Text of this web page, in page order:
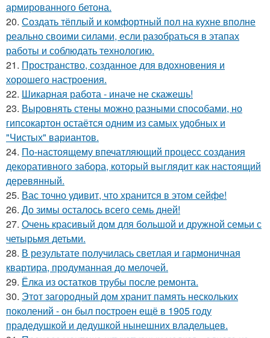
армированного бетона.
20. Создать тёплый и комфортный пол на кухне вполне
реально своими силами, если разобраться в этапах
работы и соблюдать технологию.
21. Пространство, созданное для вдохновения и
хорошего настроения.
22. Шикарная работа - иначе не скажешь!
23. Выровнять стены можно разными способами, но
гипсокартон остаётся одним из самых удобных и
"Чистых" вариантов.
24. По-настоящему впечатляющий процесс создания
декоративного забора, который выглядит как настоящий
деревянный.
25. Вас точно удивит, что хранится в этом сейфе!
26. До зимы осталось всего семь дней!
27. Очень красивый дом для большой и дружной семьи с
четырьмя детьми.
28. В результате получилась светлая и гармоничная
квартира, продуманная до мелочей.
29. Ёлка из остатков трубы после ремонта.
30. Этот загородный дом хранит память нескольких
поколений - он был построен ещё в 1905 году
прадедушкой и дедушкой нынешних владельцев.